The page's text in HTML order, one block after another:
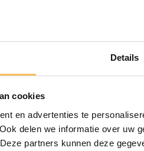
Details
cookies
en advertenties te
delen we informatie over uw
partners kunnen deze
Paketdienst versandt.
wird dies von unserem
einem unserer Mitarbeiter über